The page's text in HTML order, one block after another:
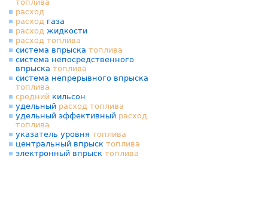
топлива
расход
расход газа
расход жидкости
расход топлива
система впрыска топлива
система непосредственного
впрыска топлива
система непрерывного впрыска
топлива
средний кильсон
удельный расход топлива
удельный эффективный расход
топлива
указатель уровня топлива
центральный впрыск топлива
электронный впрыск топлива